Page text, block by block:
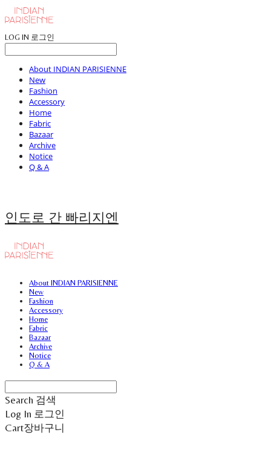
LOG IN 로그인
About INDIAN PARISIENNE
New
Fashion
Accessory
Home
Fabric
Bazaar
Archive
Notice
Q & A
인도로 간 빠리지엔
About INDIAN PARISIENNE
New
Fashion
Accessory
Home
Fabric
Bazaar
Archive
Notice
Q & A
Search 검색
Log In 로그인
Cart장바구니